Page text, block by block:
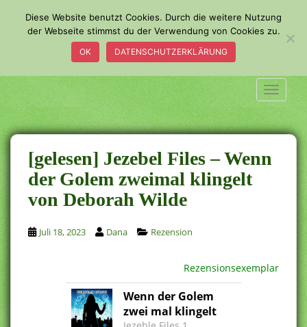
m
a
i
n
c
o
n
t
e
n
t
[gelesen] Jezebel Files – Wenn
der Golem zweimal klingelt
von Deborah Wilde
Juli 18, 2023 Dana Rezension
Rezensionsexemplar
Wenn der Golem
zwei mal klingelt
Diese Website benutzt Cookies. Durch die weitere Nutzung
der Webseite stimmst du der Verwendung von Cookies zu.
OK DATENSCHUTZERKLÄRUNG